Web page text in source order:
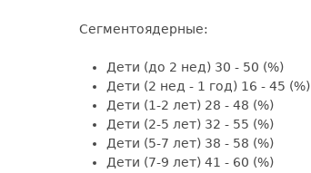
Сегментоядерные:
Дети (до 2 нед) 30 - 50 (%)
Дети (2 нед - 1 год) 16 - 45 (%)
Дети (1-2 лет) 28 - 48 (%)
Дети (2-5 лет) 32 - 55 (%)
Дети (5-7 лет) 38 - 58 (%)
Дети (7-9 лет) 41 - 60 (%)